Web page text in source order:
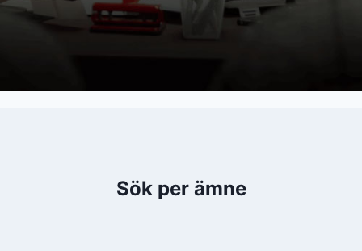
Sök per ämne